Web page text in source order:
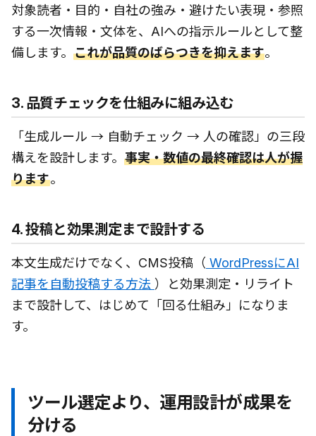
対象読者・目的・自社の強み・避けたい表現・参照
する一次情報・文体を、AIへの指示ルールとして整
備します。 これが品質のばらつきを抑えます。
3. 品質チェックを仕組みに組み込む
「生成ルール → 自動チェック → 人の確認」の三段
構えを設計します。 事実・数値の最終確認は人が握
ります。
4. 投稿と効果測定まで設計する
本文生成だけでなく、CMS投稿（ WordPressにAI
記事を自動投稿する方法 ）と効果測定・リライト
まで設計して、はじめて「回る仕組み」になりま
す。
ツール選定より、運用設計が成果を
分ける